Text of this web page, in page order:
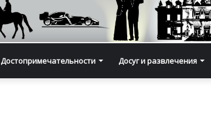
Достопримечательности Досуг и развлечения